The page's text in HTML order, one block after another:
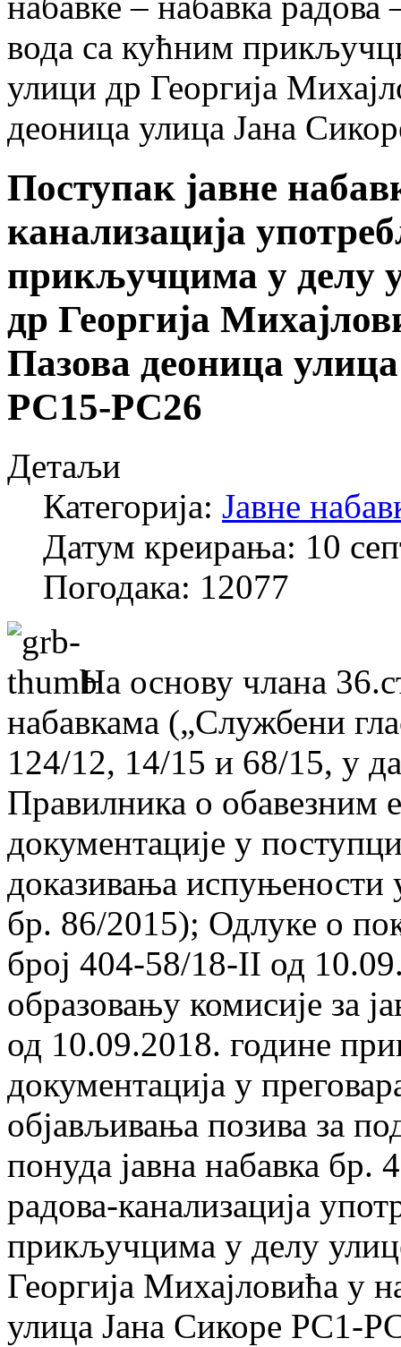
вода са кућним
улици др Георгија
деоница улица Јана
Поступак јавне
канализација
прикључцима у делу
др Георгија
Пазова деоница
РС15-РС26
Детаљи
Категорија: Јавне
Датум креирања: 10
Погодака: 12077
На основу члана
набавкама („Службени
124/12, 14/15 и 68/15, у
Правилника о обавезним
документације у
доказивања испуњености
бр. 86/2015); Одлуке о
број 404-58/18-II од
образовању комисије за
од 10.09.2018. године
документација у
објављивања позива за
понуда јавна набавка бр.
радова-канализација
прикључцима у делу
Георгија Михајловића у
улица Јана Сикоре РС1-